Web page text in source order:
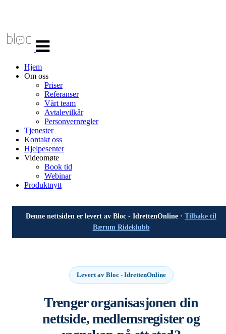
navigasjon
Hjem
Om oss
Priser
Referanser
Vårt team
Avtalevilkår
Personvernregler
Tjenester
Kontakt oss
Hjelpesenter
Videomøte
Book tid
Webinar
Produktnytt
Denne nettsiden er levert av Bloc - IdrettenOnline · Tilbake til
Bærum Rideklubb
Levert av Bloc - IdrettenOnline
Trenger organisasjonen din
nettside, medlemsregister og